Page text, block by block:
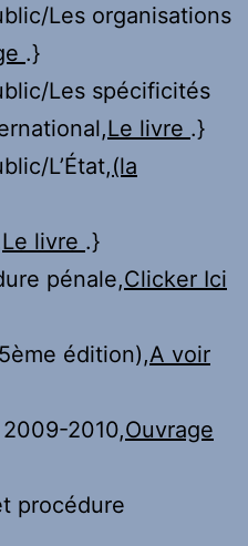
Les organisations
.}
Les spécificités
Le livre .}
L’État,(la
Le livre .}
pénale,Clicker Ici
édition),A voir
2010,Ouvrage
procédure